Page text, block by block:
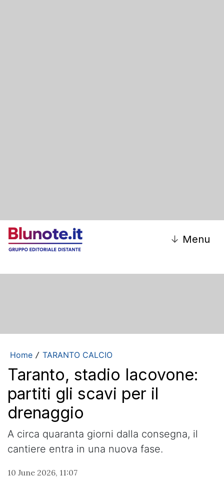
↓ Menu
Home / TARANTO CALCIO
Taranto, stadio Iacovone:
partiti gli scavi per il
drenaggio
A circa quaranta giorni dalla consegna, il
cantiere entra in una nuova fase.
10 June 2026, 11:07